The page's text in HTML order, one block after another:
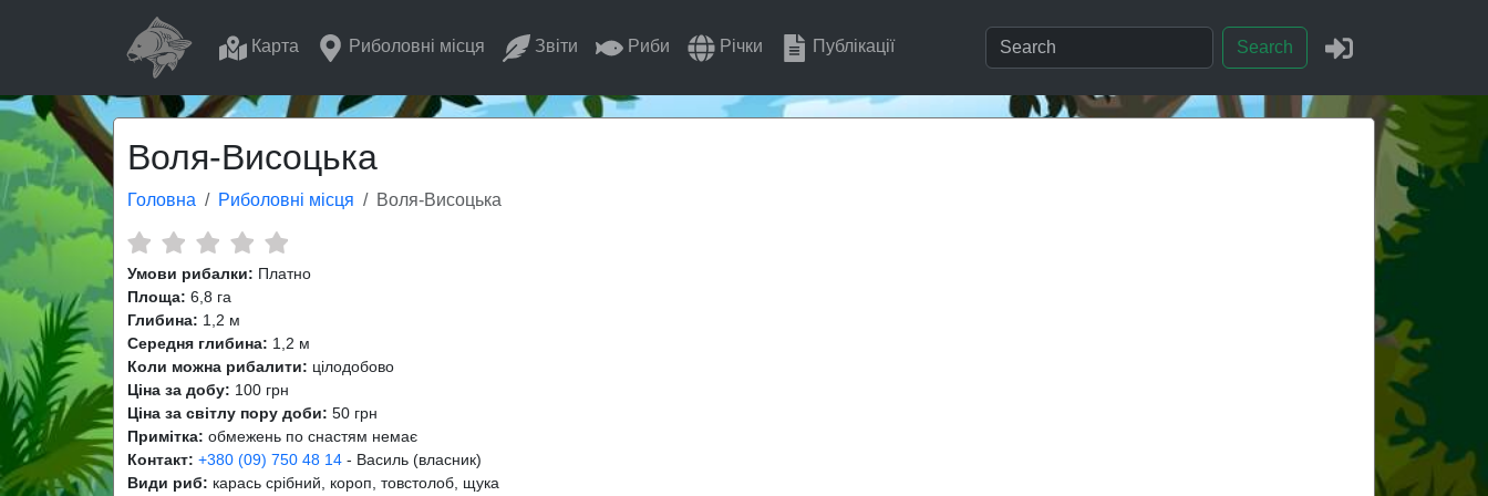
Карта Риболовні місця Звіти Риби Річки Публікації Search
Воля-Висоцька
Головна Риболовні місця Воля-Висоцька
Умови рибалки: Платно
Площа: 6,8 га
Глибина: 1,2 м
Середня глибина: 1,2 м
Коли можна рибалити: цілодобово
Ціна за добу: 100 грн
Ціна за світлу пору доби: 50 грн
Примітка: обмежень по снастям немає
Контакт: +380 (09) 750 48 14 - Василь (власник)
Види риб: карась срібний, короп, товстолоб, щука